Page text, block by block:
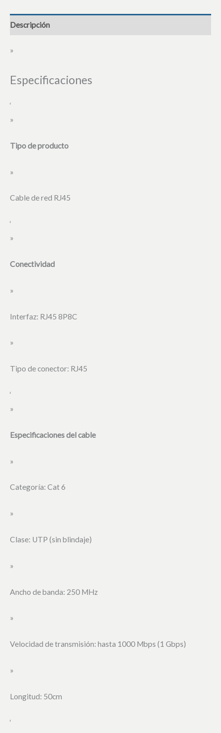
Descripción
»
Especificaciones
‘
»
Tipo de producto
»
Cable de red RJ45
‘
»
Conectividad
»
Interfaz: RJ45 8P8C
»
Tipo de conector: RJ45
‘
»
Especificaciones del cable
»
Categoría: Cat 6
»
Clase: UTP (sin blindaje)
»
Ancho de banda: 250 MHz
»
Velocidad de transmisión: hasta 1000 Mbps (1 Gbps)
»
Longitud: 50cm
‘